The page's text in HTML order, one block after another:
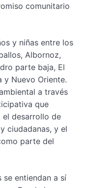
comunitario
y niñas entre los
Albornoz,
parte baja, El
y Nuevo Oriente.
a través
que
el desarrollo de
ciudadanas, y el
parte del
se entiendan a sí